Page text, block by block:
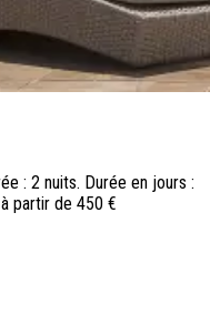
: 2 nuits. Durée en jours :
partir de 450 €